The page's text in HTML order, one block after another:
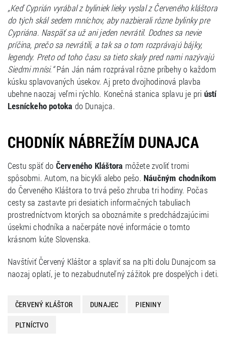
„Keď Cyprián vyrábal z byliniek lieky vyslal z Červeného kláštora
do tých skál sedem mníchov, aby nazbierali rôzne bylinky pre
Cypriána. Naspäť sa už ani jeden nevrátil. Dodnes sa nevie
príčina, prečo sa nevrátili, a tak sa o tom rozprávajú bájky,
legendy. Preto od toho času sa tieto skaly pred nami nazývajú
Siedmi mnísi.“Pán Ján nám rozprával rôzne príbehy o každom
kúsku splavovaných úsekov. Aj preto dvojhodinová plavba
ubehne naozaj veľmi rýchlo. Konečná stanica splavu je pri ústí
Lesníckeho potoka do Dunajca.
CHODNÍK NÁBREŽÍM DUNAJCA
Cestu späť do Červeného Kláštora môžete zvoliť tromi
spôsobmi. Autom, na bicykli alebo pešo. Náučným chodníkom
do Červeného Kláštora to trvá pešo zhruba tri hodiny. Počas
cesty sa zastavte pri desiatich informačných tabuliach
prostredníctvom ktorých sa oboznámite s predchádzajúcimi
úsekmi chodníka a načerpáte nové informácie o tomto
krásnom kúte Slovenska.
Navštíviť Červený Kláštor a splaviť sa na plti dolu Dunajcom sa
naozaj oplatí, je to nezabudnuteľný zážitok pre dospelých i deti.
ČERVENÝ KLÁŠTOR DUNAJEC PIENINY
PLTNÍCTVO